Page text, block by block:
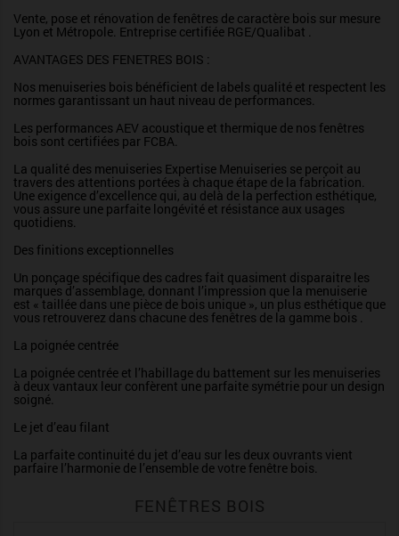
Vente, pose et rénovation de fenêtres de caractère bois sur mesure
Lyon et Métropole. Entreprise certifiée RGE/Qualibat .
AVANTAGES DES FENETRES BOIS :
Nos menuiseries bois bénéficient de labels qualité et respectent les
normes garantissant un haut niveau de performances.
Les performances AEV acoustique et thermique de nos fenêtres
bois sont certifiées par FCBA.
La qualité des menuiseries Expertise Menuiseries se perçoit au
travers des attentions portées à chaque étape de la fabrication.
Une exigence d’excellence qui, au delà de la perfection esthétique,
vous assure une parfaite longévité et résistance aux usages
quotidiens.
Des finitions exceptionnelles
Un ponçage spécifique des cadres fait quasiment disparaitre les
marques d’assemblage, donnant l’impression que la menuiserie
est « taillée dans une pièce de bois unique », un plus esthétique que
vous retrouverez dans chacune des fenêtres de la gamme bois .
La poignée centrée
La poignée centrée et l’habillage du battement sur les menuiseries
à deux vantaux leur confèrent une parfaite symétrie pour un design
soigné.
Le jet d’eau filant
La parfaite continuité du jet d’eau sur les deux ouvrants vient
parfaire l’harmonie de l’ensemble de votre fenêtre bois.
FENÊTRES BOIS